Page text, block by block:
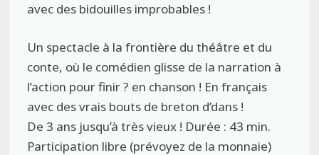
avec des bidouilles improbables !
Un spectacle à la frontière du théâtre et du
conte, où le comédien glisse de la narration à
l’action pour finir ? en chanson ! En français
avec des vrais bouts de breton d’dans !
De 3 ans jusqu’à très vieux ! Durée : 43 min.
Participation libre (prévoyez de la monnaie)